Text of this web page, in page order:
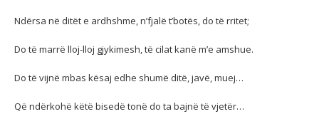
Ndërsa në ditët e ardhshme, n’fjalë t’botës, do të rritet;
Do të marrë lloj-lloj gjykimesh, të cilat kanë m’e amshue.
Do të vijnë mbas kësaj edhe shumë ditë, javë, muej…
Që ndërkohë këtë bisedë tonë do ta bajnë të vjetër…